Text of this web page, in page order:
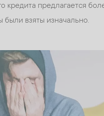
кредита предлагается
были взяты изначально.